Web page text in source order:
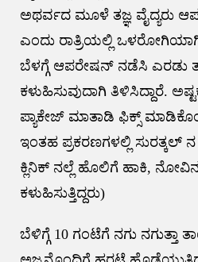
ಅಥರ್ವದ ಮೂಳೆ ತಜ್ಞ ವೈದ್ಯರು
ಎಂದು ರಾತ್ರಿಯಲ್ಲಿ
ಬೆಳಗ್ಗೆ ಆಪರೇಷನ್ ನಡೆಸಿ ಎರಡು
ಕಳುಹಿಸುವುದಾಗಿ ತಿಳಿಸಿದ್ದಾರೆ.
ಪ್ಯಾಕೇಜ್ ಮಾತಾಡಿ ಫಿಕ್ಸ್
ಇಂತಹ ಪ್ರಕರಣಗಳಲ್ಲಿ ಸುರತ್ಕಲ್ ನ
ಕ್ಲಿನಿಕ್ ನಲ್ಲೆ ಹೊಲಿಗೆ ಹಾಕಿ,
ಕಳುಹಿಸುತ್ತಿದ್ದರು)
ಬೆಳಿಗ್ಗೆ 10 ಗಂಟೆಗೆ ನಗು ನಗುತ್ತಾ